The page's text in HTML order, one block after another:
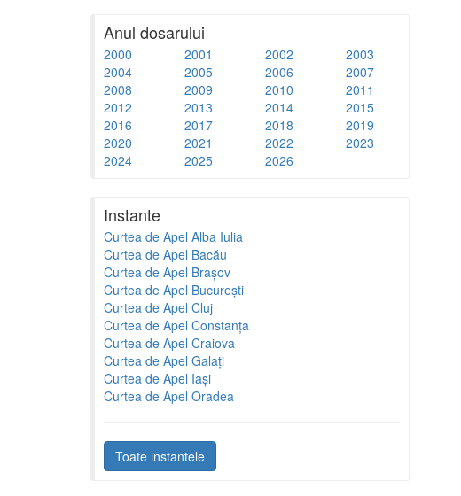
Anul dosarului
2000 2001 2002
2003
2004
2005 2006
2007
2008
2009 2010
2011
2012
2013 2014
2015
2016
2017 2018
2019
2020
2021 2022
2023
2024
2025 2026
Instante
Curtea de Apel Alba Iulia
Curtea de Apel Bacău
Curtea de Apel Brașov
Curtea de Apel București
Curtea de Apel Cluj
Curtea de Apel Constanța
Curtea de Apel Craiova
Curtea de Apel Galați
Curtea de Apel Iași
Curtea de Apel Oradea
Toate instantele